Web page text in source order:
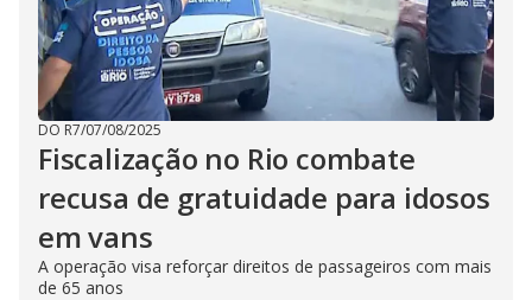
DO R7/07/08/2025
Fiscalização no Rio combate
recusa de gratuidade para idosos
em vans
A operação visa reforçar direitos de passageiros com mais
de 65 anos